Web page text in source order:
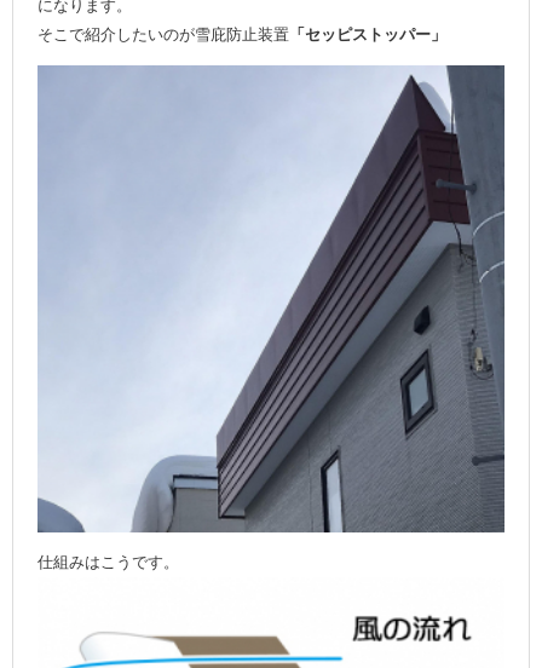
になります。
そこで紹介したいのが雪庇防止装置 「セッピストッパー」
仕組みはこうです。